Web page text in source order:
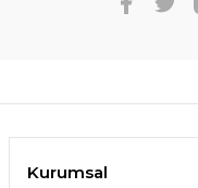
Kurumsal